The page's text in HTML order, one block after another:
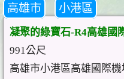
高雄市 小港區
凝聚的綠寶石-R4高雄國
991公尺
高雄市小港區高雄國際